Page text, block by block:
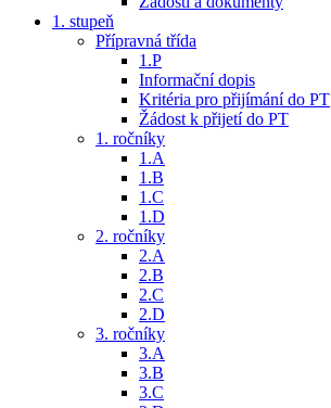
1. stupeň
Přípravná třída
1.P
Informační dopis
Kritéria pro přijímání do PT
Žádost k přijetí do PT
1. ročníky
1.A
1.B
1.C
1.D
2. ročníky
2.A
2.B
2.C
2.D
3. ročníky
3.A
3.B
3.C